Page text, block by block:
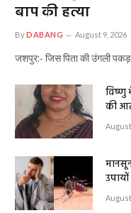
बाप की हत्या
ByDABANG August 9, 2026
जशपुर:- जिस पिता की उंगली
विष्णु
की